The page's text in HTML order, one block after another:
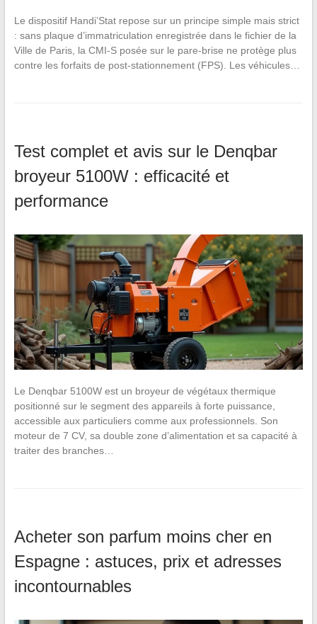
Le dispositif Handi’Stat repose sur un principe simple mais strict
: sans plaque d’immatriculation enregistrée dans le fichier de la
Ville de Paris, la CMI-S posée sur le pare-brise ne protège plus
contre les forfaits de post-stationnement (FPS). Les véhicules…
Test complet et avis sur le Denqbar
broyeur 5100W : efficacité et
performance
Le Denqbar 5100W est un broyeur de végétaux thermique
positionné sur le segment des appareils à forte puissance,
accessible aux particuliers comme aux professionnels. Son
moteur de 7 CV, sa double zone d’alimentation et sa capacité à
traiter des branches…
Acheter son parfum moins cher en
Espagne : astuces, prix et adresses
incontournables